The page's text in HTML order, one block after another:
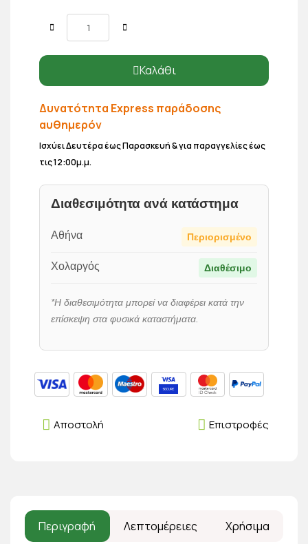
Καλάθι
Δυνατότητα Express παράδοσης
αυθημερόν
Ισχύει Δευτέρα έως Παρασκευή & για παραγγελίες έως
τις 12:00μ.μ.
Διαθεσιμότητα ανά κατάστημα
Αθήνα Περιορισμένο
Χολαργός Διαθέσιμο
*Η διαθεσιμότητα μπορεί να διαφέρει κατά την
επίσκεψη στα φυσικά καταστήματα.
Επιστροφές
Αποστολή
Περιγραφή Λεπτομέρειες Χρήσιμα